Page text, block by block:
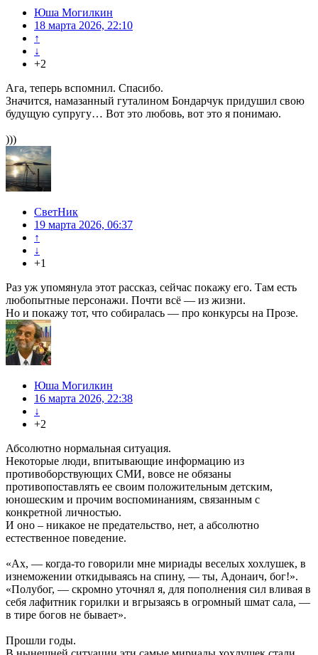
Юша Могилкин
18 марта 2026, 22:10
↑
↓
+2
Ага, теперь вспомнил. Спасибо.
Значится, намазанный гуталином Бондарчук придушил свою
будущую супругу… Вот это любовь, вот это я понимаю.
)))
СветНик
19 марта 2026, 06:37
↑
↓
+1
Раз уж упомянула этот рассказ, сейчас покажу его. Там есть
любопытные персонажи. Почти всё — из жизни.
Но и покажу тот, что собиралась — про конкурсы на Прозе.
Юша Могилкин
16 марта 2026, 22:38
↓
+2
Абсолютно нормальная ситуация.
Некоторые люди, впитывающие информацию из
противоборствующих СМИ, вовсе не обязаны
противопоставлять ее своим положительным детским,
юношеским и прочим воспоминаниям, связанным с
конкретной личностью.
И оно – никакое не предательство, нет, а абсолютно
естественное поведение.
«Ах, — когда-то говорили мне мириады веселых хохлушек, в
изнеможении откидываясь на спину, — ты, Адонаич, бог!».
«Полубог, — скромно уточнял я, для пополнения сил вливая в
себя лафитник горилки и вгрызаясь в огромный шмат сала, —
в тире богов не бывает».
Прошли годы.